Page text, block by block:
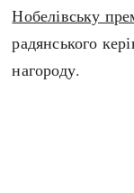
Нобелівську
радянського
нагороду.